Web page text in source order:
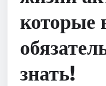
которые
знать!